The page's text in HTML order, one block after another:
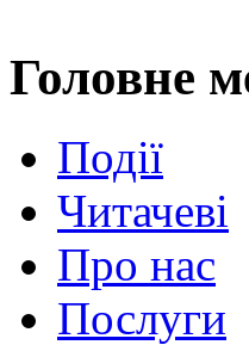
Головне
Події
Читачеві
Про нас
Послуги